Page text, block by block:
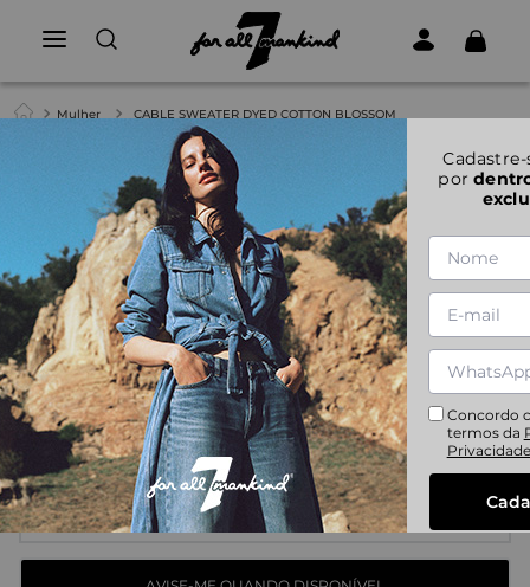
Mulher CABLE SWEATER DYED COTTON BLOSSOM
CABLE SWEATER DYED COTTON BLOSSOM
XS S M
por
Concordo
termos da
Privacidade